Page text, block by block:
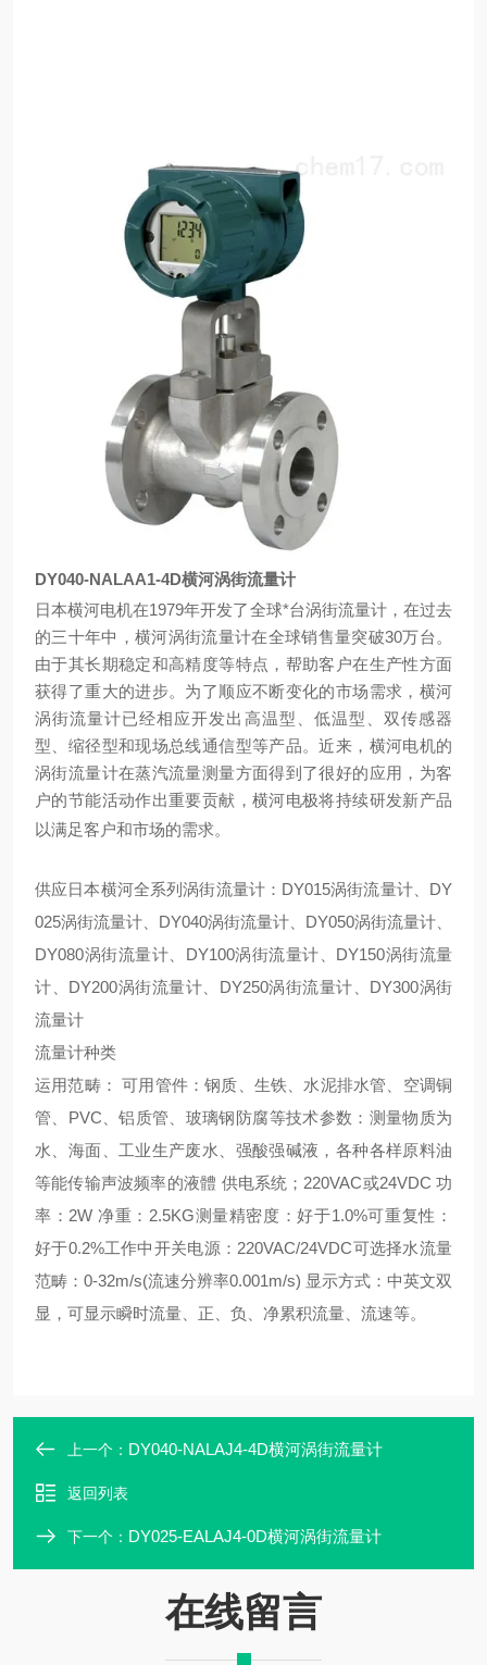
DY040-NALAA1-4D横河涡街流量计
日本横河电机在1979年开发了全球*台涡街流量计，在过去
的三十年中，横河涡街流量计在全球销售量突破30万台。
由于其长期稳定和高精度等特点，帮助客户在生产性方面
获得了重大的进步。为了顺应不断变化的市场需求，横河
涡街流量计已经相应开发出高温型、低温型、双传感器
型、缩径型和现场总线通信型等产品。近来，横河电机的
涡街流量计在蒸汽流量测量方面得到了很好的应用，为客
户的节能活动作出重要贡献，横河电极将持续研发新产品
以满足客户和市场的需求。
供应日本横河全系列涡街流量计：DY015涡街流量计、DY
025涡街流量计、DY040涡街流量计、DY050涡街流量计、
DY080涡街流量计、DY100涡街流量计、DY150涡街流量
计、DY200涡街流量计、DY250涡街流量计、DY300涡街
流量计
流量计种类
运用范畴： 可用管件：钢质、生铁、水泥排水管、空调铜
管、PVC、铝质管、玻璃钢防腐等技术参数：测量物质为
水、海面、工业生产废水、强酸强碱液，各种各样原料油
等能传输声波频率的液體 供电系统；220VAC或24VDC 功
率：2W 净重：2.5KG测量精密度：好于1.0%可重复性：
好于0.2%工作中开关电源：220VAC/24VDC可选择水流量
范畴：0-32m/s(流速分辨率0.001m/s) 显示方式：中英文双
显，可显示瞬时流量、正、负、净累积流量、流速等。
上一个： DY040-NALAJ4-4D横河涡街流量计
返回列表
下一个： DY025-EALAJ4-0D横河涡街流量计
在线留言